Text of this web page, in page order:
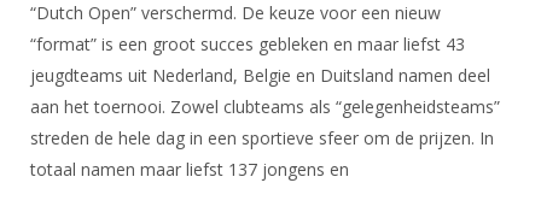
“Dutch Open” verschermd. De keuze voor een nieuw
“format” is een groot succes gebleken en maar liefst 43
jeugdteams uit Nederland, Belgie en Duitsland namen deel
aan het toernooi. Zowel clubteams als “gelegenheidsteams”
streden de hele dag in een sportieve sfeer om de prijzen. In
totaal namen maar liefst 137 jongens en